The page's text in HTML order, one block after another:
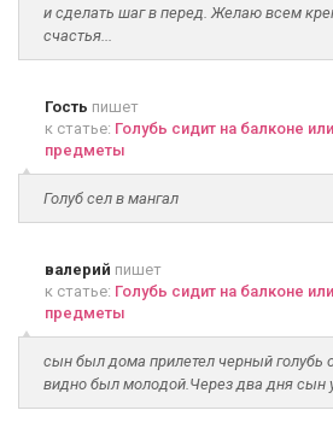
и сделать шаг в перед. Желаю всем
счастья...
Гость пишет
к статье: Голубь сидит на балконе
предметы
Голуб сел в мангал
валерий пишет
к статье: Голубь сидит на балконе
предметы
сын был дома прилетел черный голубь
видно был молодой.Через два дня сын